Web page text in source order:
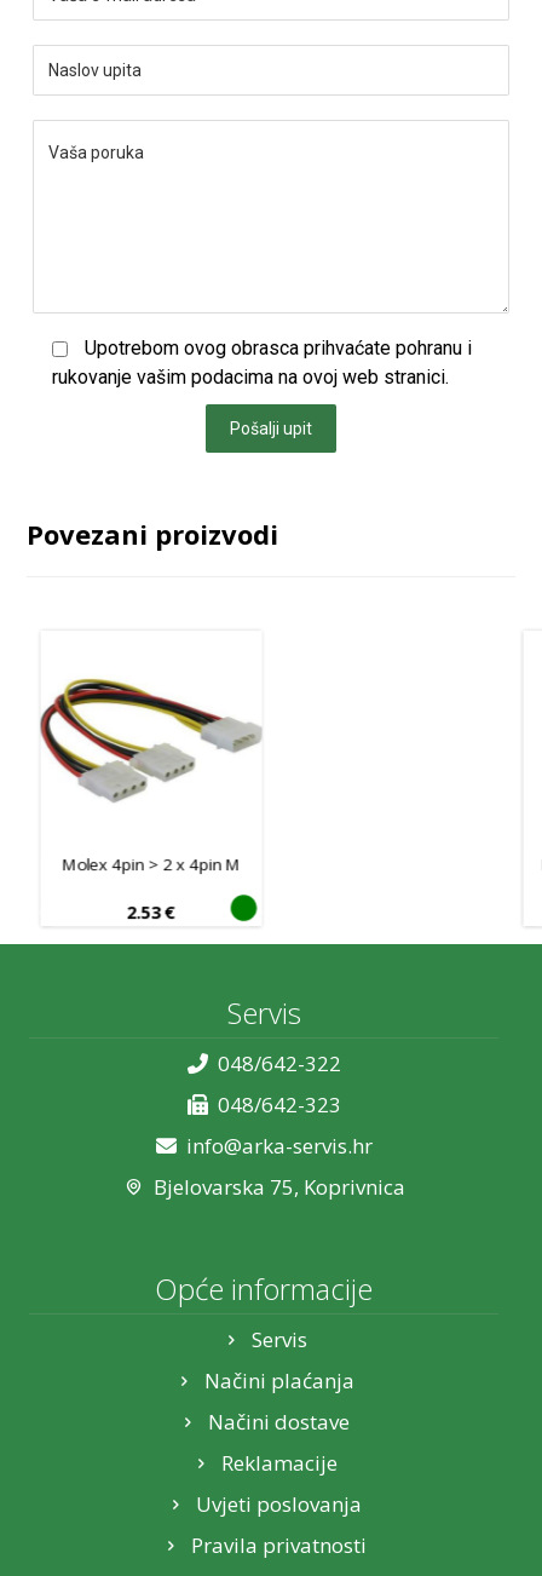
Upotrebom ovog obrasca prihvaćate pohranu i
rukovanje vašim podacima na ovoj web stranici.
Pošalji upit
Povezani proizvodi
Molex 4pin > 2 x 4pin M
2.53€
Servis
048/642-322
048/642-323
info@arka-servis.hr
Bjelovarska 75, Koprivnica
Opće informacije
Servis
Načini plaćanja
Načini dostave
Reklamacije
Uvjeti poslovanja
Pravila privatnosti